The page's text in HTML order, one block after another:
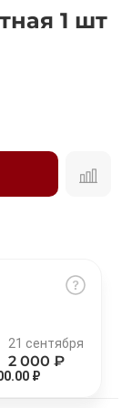
1 шт
21 сентября
2 000 ₽
₽
в 2 недели